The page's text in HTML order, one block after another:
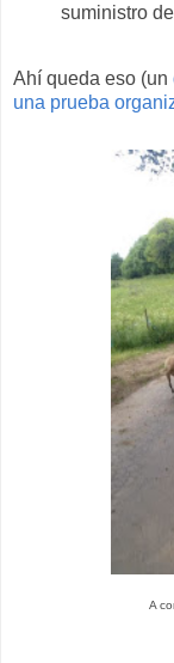
suministro
Ahí queda eso (un
una prueba
A